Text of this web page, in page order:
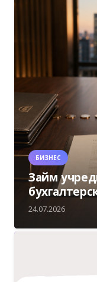
БИЗНЕС
Займ
24.07.2026